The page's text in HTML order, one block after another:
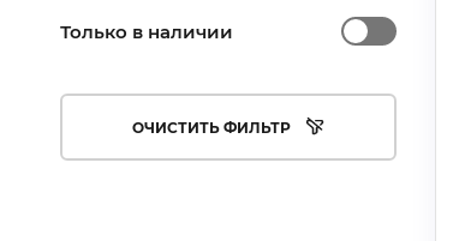
Только в наличии
ОЧИСТИТЬ ФИЛЬТР